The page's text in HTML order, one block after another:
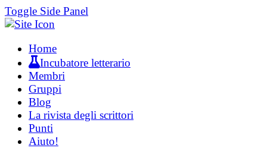
Toggle Side Panel
Home
Incubatore letterario
Membri
Gruppi
Blog
La rivista degli scrittori
Punti
Aiuto!